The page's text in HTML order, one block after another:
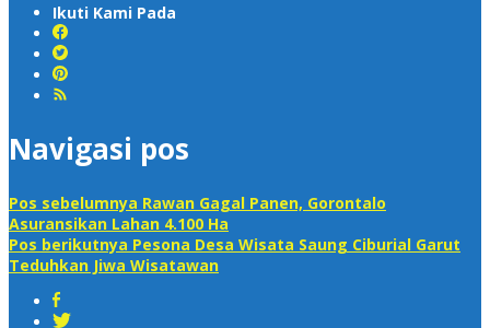
Ikuti Kami Pada
Navigasi pos
Pos sebelumnya Rawan Gagal Panen, Gorontalo
Asuransikan Lahan 4.100 Ha
Pos berikutnya Pesona Desa Wisata Saung Ciburial Garut
Teduhkan Jiwa Wisatawan